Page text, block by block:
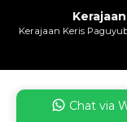
Kerajaan Keris
Chat via